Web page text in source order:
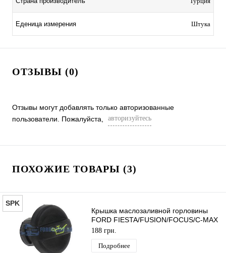
Еденица измерения Штука
ОТЗЫВЫ (0)
Отзывы могут добавлять только авторизованные
пользователи. Пожалуйста,
авторизуйтесь
ПОХОЖИЕ ТОВАРЫ (3)
SPK
Крышка маслозаливной горловины
FORD FIESTA/FUSION/FOCUS/C-MAX
2001-2012 SPK
188 грн.
Подробнее